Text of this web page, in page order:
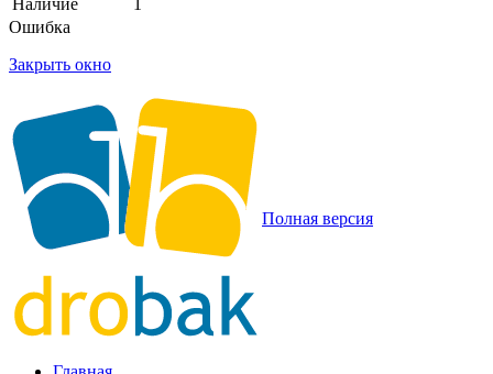
Ошибка
Закрыть окно
Полная версия